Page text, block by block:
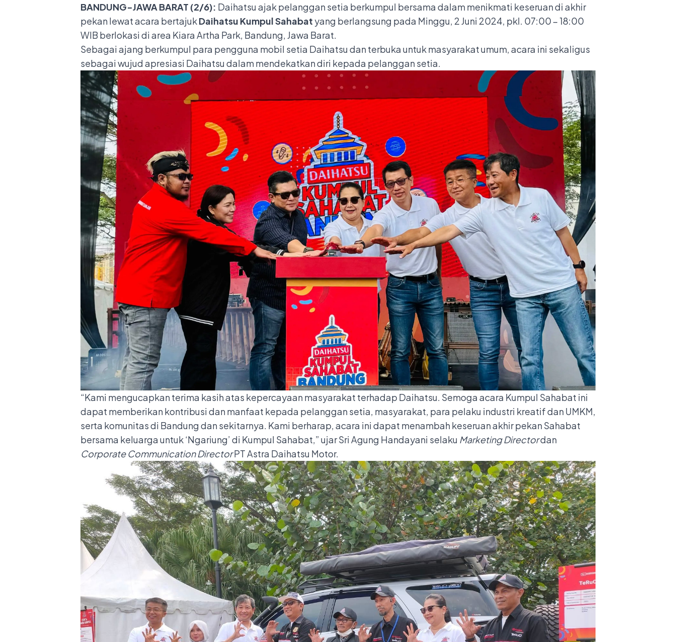
BANDUNG-JAWA BARAT (2/6): Daihatsu ajak pelanggan setia berkumpul bersama dalam menikmati keseruan di akhir
pekan lewat acara bertajukDaihatsu Kumpul Sahabat yang berlangsung pada Minggu, 2 Juni 2024, pkl. 07:00 – 18:00
WIB berlokasi di area Kiara Artha Park, Bandung, Jawa Barat.
Sebagai ajang berkumpul para pengguna mobil setia Daihatsu dan terbuka untuk masyarakat umum, acara ini sekaligus
sebagai wujud apresiasi Daihatsu dalam mendekatkan diri kepada pelanggan setia.
“Kami mengucapkan terima kasih atas kepercayaan masyarakat terhadap Daihatsu. Semoga acara Kumpul Sahabat ini
dapat memberikan kontribusi dan manfaat kepada pelanggan setia, masyarakat, para pelaku industri kreatif dan UMKM,
serta komunitas di Bandung dan sekitarnya. Kami berharap, acara ini dapat menambah keseruan akhir pekan Sahabat
bersama keluarga untuk ‘Ngariung’ di Kumpul Sahabat,” ujar Sri Agung Handayani selaku Marketing Directordan
Corporate Communication DirectorPT Astra Daihatsu Motor.